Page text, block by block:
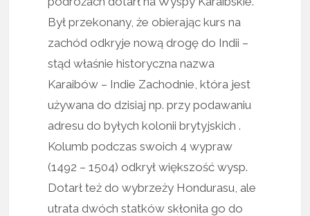
Był przekonany, że obierając kurs na
zachód odkryje nową drogę do Indii –
stąd właśnie historyczna nazwa
Karaibów – Indie Zachodnie, która jest
używana do dzisiaj np. przy podawaniu
adresu do byłych kolonii brytyjskich .
Kolumb podczas swoich 4 wypraw
(1492 – 1504) odkrył większość wysp.
Dotarł też do wybrzeży Hondurasu, ale
utrata dwóch statków skłoniła go do